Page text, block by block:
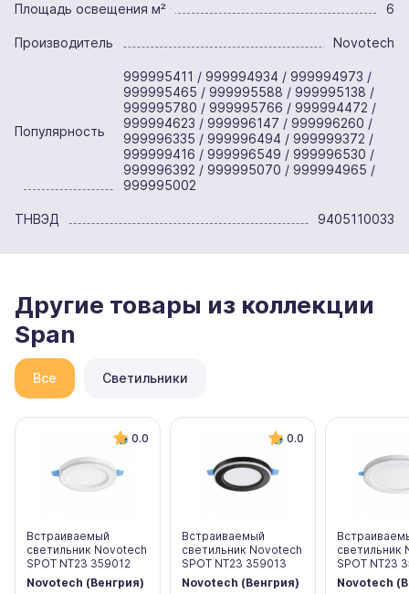
Площадь освещения м² 6
Производитель Novotech
Популярность
999995411 / 999994934 / 999994973 /
999995465 / 999995588 / 999995138 /
999995780 / 999995766 / 999994472 /
999994623 / 999996147 / 999996260 /
999996335 / 999996494 / 999999372 /
999999416 / 999996549 / 999996530 /
999996392 / 999995070 / 999994965 /
999995002
ТНВЭД 9405110033
Другие товары из коллекции
Span
Все Светильники
0.0
Встраиваемый
светильник Novotech
SPOT NT23 359012
Novotech (Венгрия)
0.0
Встраиваемый
светильник Novotech
SPOT NT23 359013
Novotech (Венгрия)
светильник
SPOT NT23
Novotech